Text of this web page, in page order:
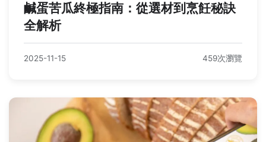
鹹蛋苦瓜終極指南：從選材到烹飪秘訣
全解析
2025-11-15 459次瀏覽